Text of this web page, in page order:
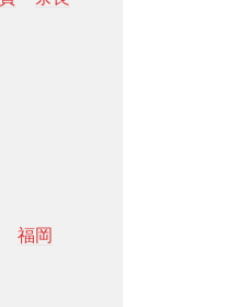
福岡